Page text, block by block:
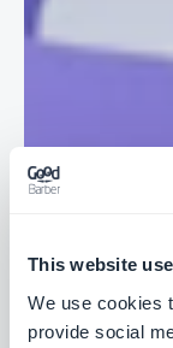
This website
We use cookies
provide social